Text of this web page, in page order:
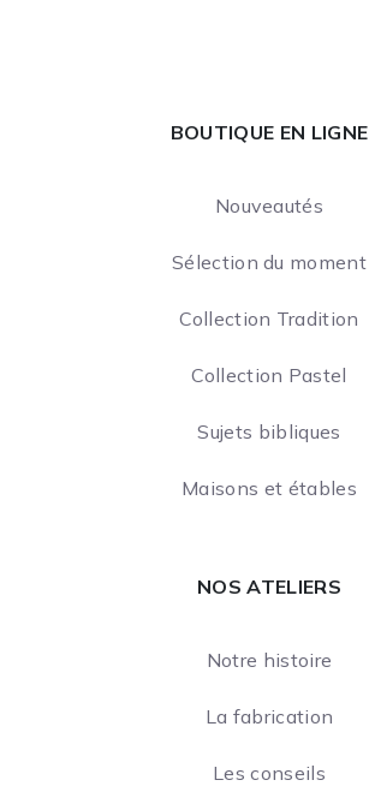
BOUTIQUE EN LIGNE
Nouveautés
Sélection du moment
Collection Tradition
Collection Pastel
Sujets bibliques
Maisons et étables
NOS ATELIERS
Notre histoire
La fabrication
Les conseils